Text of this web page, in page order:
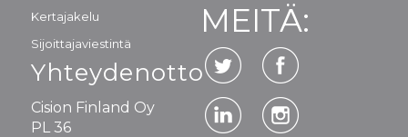
Kertajakelu
Sijoittajaviestintä
Yhteydenotto
Cision Finland Oy
PL 36
MEITÄ: